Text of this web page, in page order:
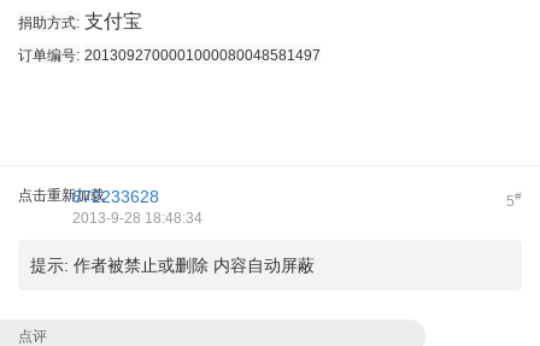
捐助方式: 支付宝
订单编号: 2013092700001000080048581497
点击重新加载 5#
872233628
2013-9-28 18:48:34
提示: 作者被禁止或删除 内容自动屏蔽
点评